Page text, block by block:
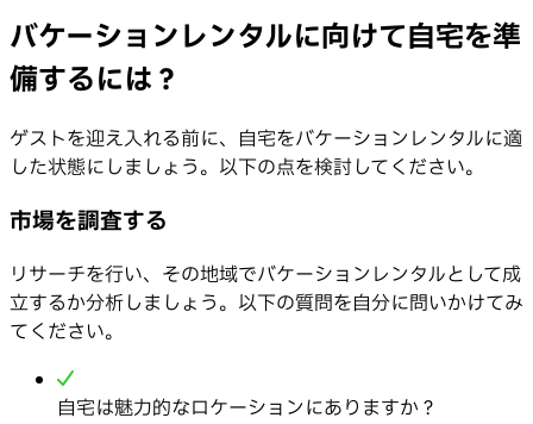
バケーションレンタルに向けて自宅を準
備するには？
ゲストを迎え入れる前に、自宅をバケーションレンタルに適
した状態にしましょう。以下の点を検討してください。
市場を調査する
リサーチを行い、その地域でバケーションレンタルとして成
立するか分析しましょう。以下の質問を自分に問いかけてみ
てください。
自宅は魅力的なロケーションにありますか？